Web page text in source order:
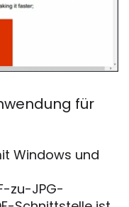
für
Windows und
zu-JPG-